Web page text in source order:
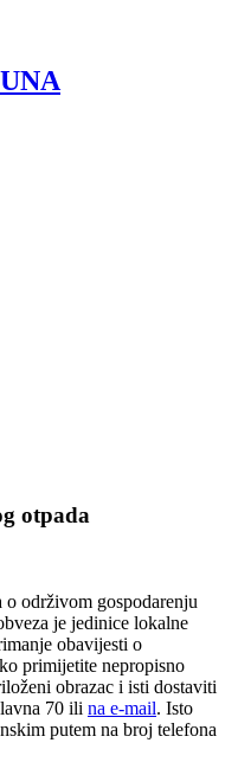
otpada
održivom gospodarenju
je jedinice lokalne
obavijesti o
primijetite nepropisno
obrazac i isti dostaviti
70 ili na e-mail. Isto
putem na broj telefona